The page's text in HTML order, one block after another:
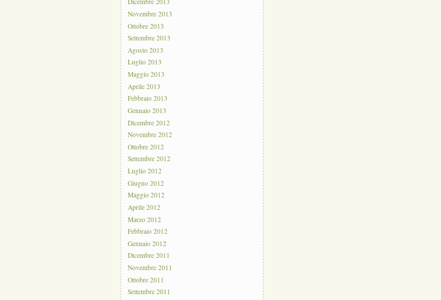
Dicembre 2013
Novembre 2013
Ottobre 2013
Settembre 2013
Agosto 2013
Luglio 2013
Maggio 2013
Aprile 2013
Febbraio 2013
Gennaio 2013
Dicembre 2012
Novembre 2012
Ottobre 2012
Settembre 2012
Luglio 2012
Giugno 2012
Maggio 2012
Aprile 2012
Marzo 2012
Febbraio 2012
Gennaio 2012
Dicembre 2011
Novembre 2011
Ottobre 2011
Settembre 2011